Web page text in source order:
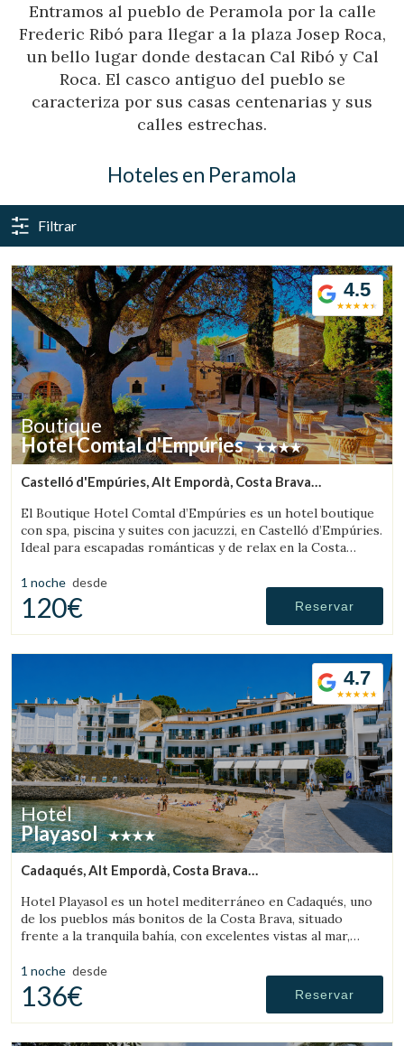
Entramos al pueblo de Peramola por la calle
Frederic Ribó para llegar a la plaza Josep Roca,
un bello lugar donde destacan Cal Ribó y Cal
Roca. El casco antiguo del pueblo se
caracteriza por sus casas centenarias y sus
calles estrechas.
Hoteles en Peramola
Filtrar
4.5
Boutique
Hotel Comtal d'Empúries
Castelló d'Empúries, Alt Empordà, Costa Brava
El Boutique Hotel Comtal d’Empúries es un hotel boutique
con spa, piscina y suites con jacuzzi, en Castelló d’Empúries.
Ideal para escapadas románticas y de relax en la Costa
1 noche desde
120€ Reservar
4.7
Hotel
Playasol
Cadaqués, Alt Empordà, Costa Brava
Hotel Playasol es un hotel mediterráneo en Cadaqués, uno
de los pueblos más bonitos de la Costa Brava, situado
frente a la tranquila bahía, con excelentes vistas al mar,
1 noche desde
136€ Reservar